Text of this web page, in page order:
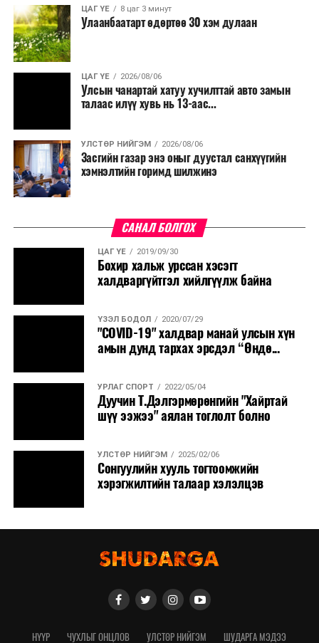
ЦАГ ҮЕ 8 цаг 3 минут
Улаанбаатарт өдөртөө 30 хэм дулаан
ЦАГ ҮЕ 2026/08/06
Улсын чанартай хатуу хучилттай авто замын
талаас илүү хувь нь 13-аас...
УЛСТӨР НИЙГЭМ 2026/08/06
Засгийн газар энэ оныг дуустал санхүүгийн
хэмнэлтийн горимд шилжинэ
САНАЛ БОЛГОХ
ЦАГ ҮЕ 2019/09/30
Бохир хальж урссан хэсэгт
халдваргүйтгэл хийлгүүлж байна
ҮЗЭЛ БОДОЛ 2020/07/29
"COVID-19" халдвар манай улсын хүн
амын дунд тархах эрсдэл “Өндө...
УРЛАГ СПОРТ 2022/05/04
Дуучин Т.Дэлгэрмөрөнгийн "Хайртай
шүү ээжээ" аялан тоглолт болно
УЛСТӨР НИЙГЭМ 2025/02/06
Сонгуулийн хууль тогтоомжийн
хэрэгжилтийн талаар хэлэлцэв
НҮҮР ЧУХЛЫГ ОНЦЛОВ УЛСТӨР НИЙГЭМ ШУДАРГА МЭДЭЭ